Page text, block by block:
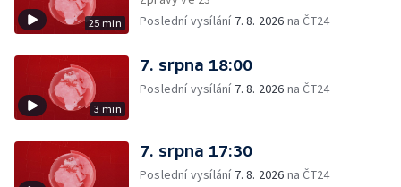
25 min
Poslední vysílání 7. 8. 2026 na ČT24
3 min
7. srpna 18:00
Poslední vysílání 7. 8. 2026 na ČT24
7. srpna 17:30
Poslední vysílání 7. 8. 2026 na ČT24